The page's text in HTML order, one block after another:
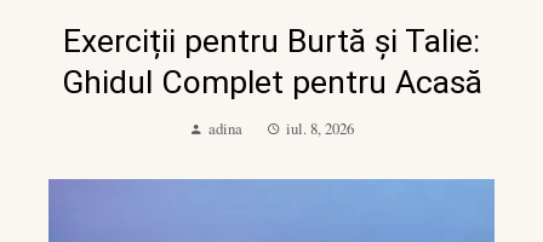
Exerciții pentru Burtă și Talie:
Ghidul Complet pentru Acasă
adina iul. 8, 2026